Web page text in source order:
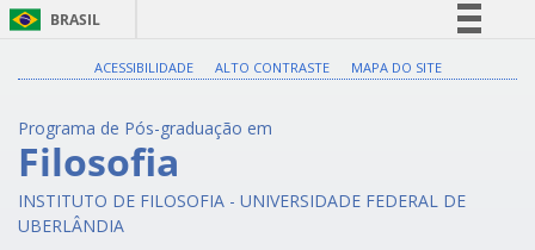
BRASIL
Legislação
ACESSIBILIDADE ALTO CONTRASTE MAPA DO SITE
Programa de Pós-graduação em
Filosofia
INSTITUTO DE FILOSOFIA - UNIVERSIDADE FEDERAL DE
UBERLÂNDIA